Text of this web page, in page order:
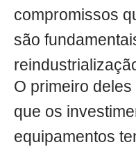
compromissos
são
O primeiro
que os
equipamentos